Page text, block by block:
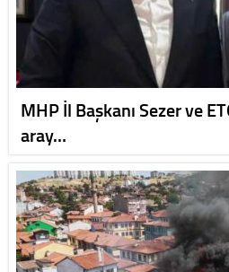
MHP İl Başkanı Sezer ve
aray…